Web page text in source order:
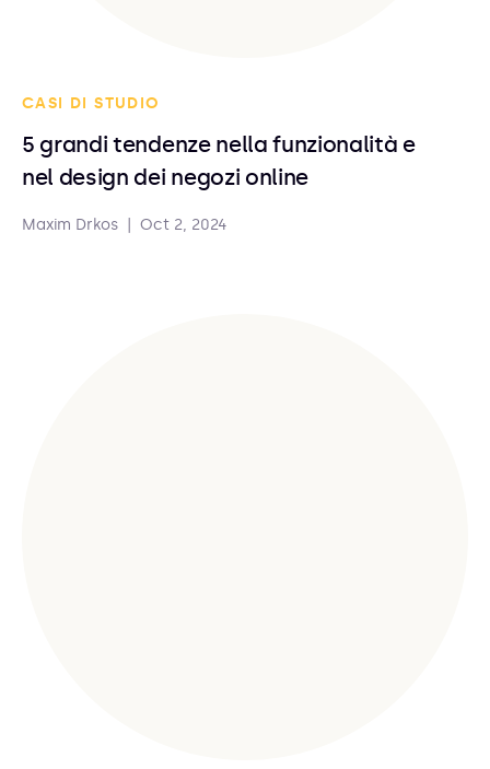
CASI DI STUDIO
5 grandi tendenze nella funzionalità e
nel design dei negozi online
Maxim Drkos Oct 2, 2024